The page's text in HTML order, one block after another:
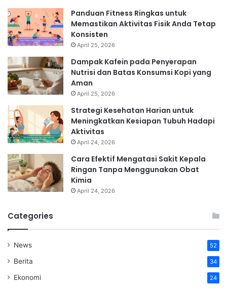
Panduan Fitness Ringkas untuk
Memastikan Aktivitas Fisik Anda Tetap
Konsisten
April 25, 2026
Dampak Kafein pada Penyerapan
Nutrisi dan Batas Konsumsi Kopi yang
Aman
April 25, 2026
Strategi Kesehatan Harian untuk
Meningkatkan Kesiapan Tubuh Hadapi
Aktivitas
April 24, 2026
Cara Efektif Mengatasi Sakit Kepala
Ringan Tanpa Menggunakan Obat
Kimia
April 24, 2026
Categories
News 52
Berita 34
Ekonomi 24